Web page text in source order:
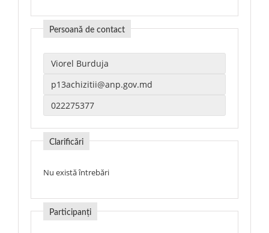
Persoană de contact
Clarificări
Nu există întrebări
Participanți